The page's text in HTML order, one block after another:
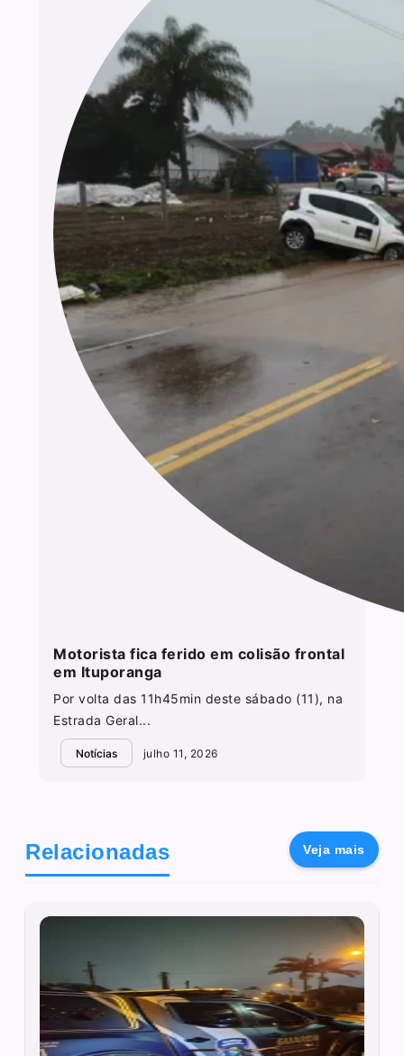
Motorista fica ferido em colisão frontal
em Ituporanga
Por volta das 11h45min deste sábado (11), na
Estrada Geral...
Notícias julho 11, 2026
Relacionadas Veja mais